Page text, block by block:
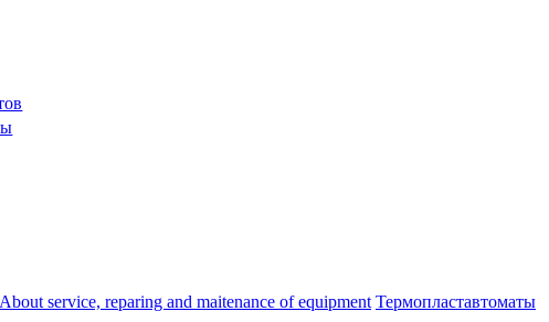
service, reparing and maitenance of equipment Термопластавтоматы